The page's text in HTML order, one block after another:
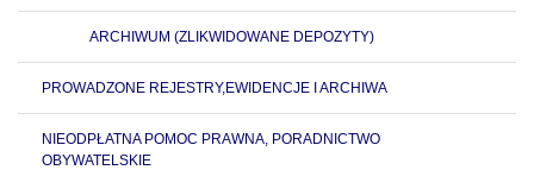
ARCHIWUM (ZLIKWIDOWANE DEPOZYTY)
PROWADZONE REJESTRY,EWIDENCJE I ARCHIWA
NIEODPŁATNA POMOC PRAWNA, PORADNICTWO
OBYWATELSKIE